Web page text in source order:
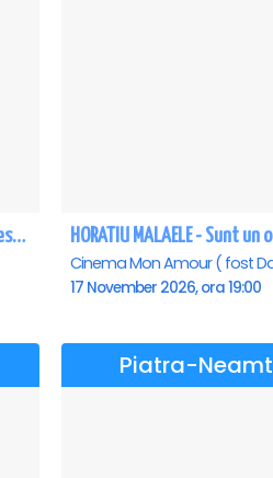
Richard 3.0 - dupa William Shakespeare - Premiera - Piatra Neamt
17 November 2026, ora 19:00
Piatra-Neamt